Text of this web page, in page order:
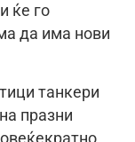
ќе го
да има нови
танкери
празни